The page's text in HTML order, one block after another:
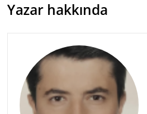
Yazar hakkında